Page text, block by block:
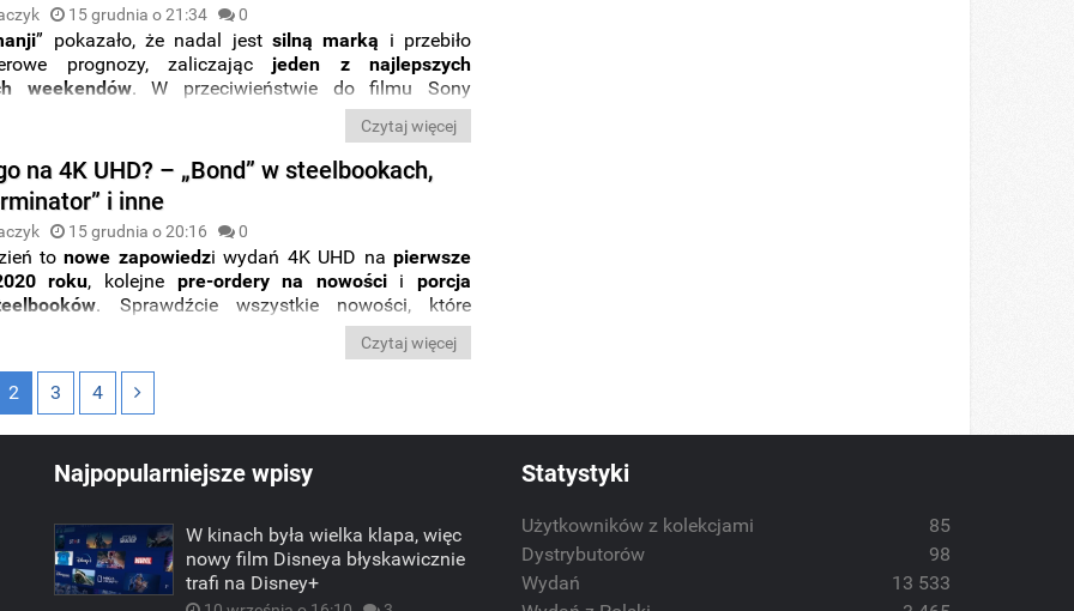
15 grudnia o 21:34 0
” pokazało, że nadal jestsilną marką i przebiło
prognozy, zaliczającjeden z najlepszych
weekendów. W przeciwieństwie do filmu Sony
zaliczyły dwie inne premiery tego
”.
Czytaj więcej
na 4K UHD? – „Bond” w steelbookach,
i inne
15 grudnia o 20:16 0
tonowe zapowiedzi wydań 4K UHD napierwsze
roku, kolejne pre-ordery na nowościiporcja
. Sprawdźcie wszystkie nowości, które
Co nowego na 4K
Czytaj więcej
2 3 4
Najpopularniejsze wpisy
W kinach była wielka klapa, więc
nowy film Disneya błyskawicznie
trafi na Disney+
Statystyki
Użytkowników z kolekcjami
85
Dystrybutorów
98
Wydań
13 533